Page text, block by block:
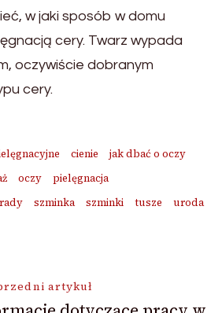
w jaki sposób w domu
cery. Twarz wypada
oczywiście dobranym
cery.
cienie
jak dbać o oczy
oczy
pielęgnacja
szminka szminki tusze
uroda
artykuł